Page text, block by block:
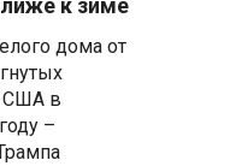
готовится
— МИД
к зиме
дома от
США в
–